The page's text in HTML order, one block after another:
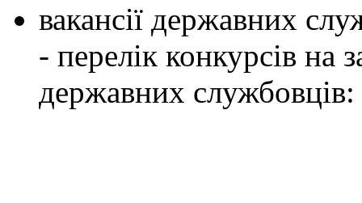
вакансії державних
- перелік конкурсів на
державних службовців: